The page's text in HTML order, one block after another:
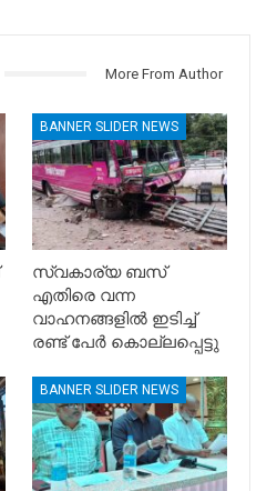
More From Author
BANNER SLIDER NEWS
സ്വകാര്യ ബസ്
എതിരെ വന്ന
വാഹനങ്ങളിൽ ഇടിച്ച്
രണ്ട് പേർ കൊല്ലപ്പെട്ടു
BANNER SLIDER NEWS